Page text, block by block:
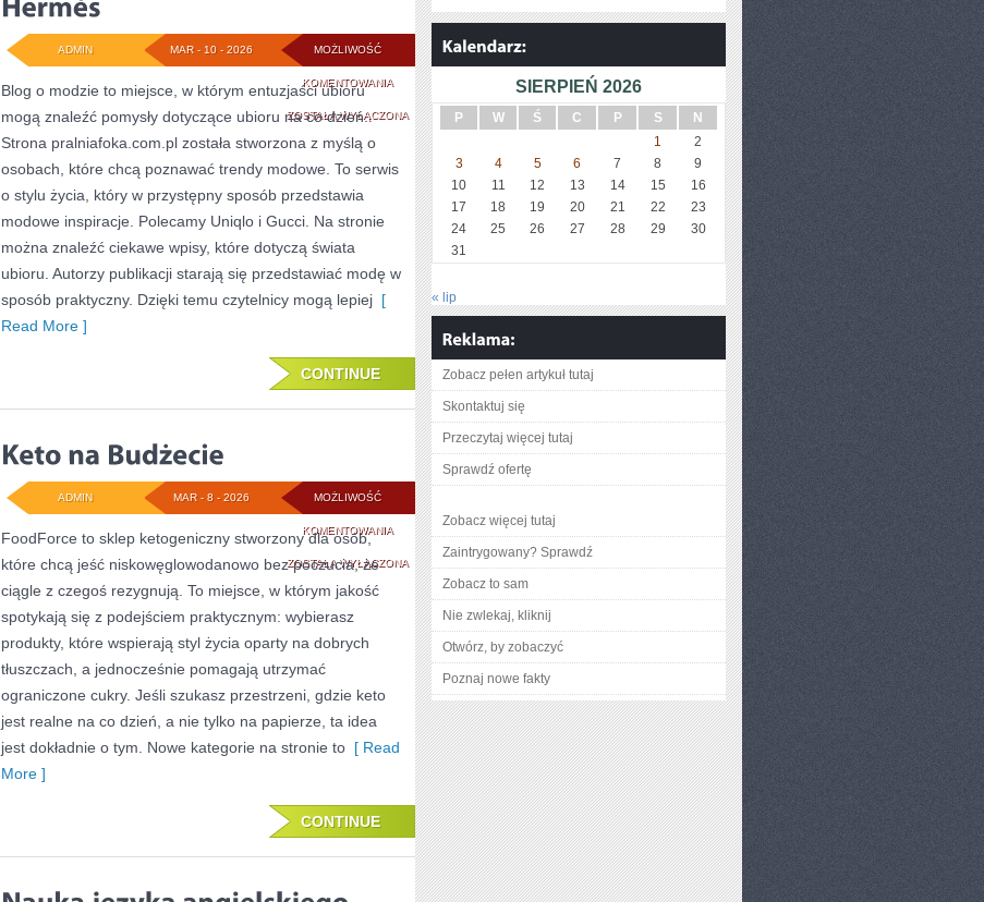
MOŻLIWOŚĆ
KOMENTOWANIAHERMÈS
ZOSTAŁA WYŁĄCZONA
MAR - 10 - 2026
ADMIN
Blog o modzie to miejsce, w którym entuzjaści ubioru
mogą znaleźć pomysły dotyczące ubioru na co dzień.
Strona pralniafoka.com.pl została stworzona z myślą o
osobach, które chcą poznawać trendy modowe. To serwis
o stylu życia, który w przystępny sposób przedstawia
modowe inspiracje. Polecamy Uniqlo i Gucci. Na stronie
można znaleźć ciekawe wpisy, które dotyczą świata
ubioru. Autorzy publikacji starają się przedstawiać modę w
sposób praktyczny. Dzięki temu czytelnicy mogą lepiej [
Read More ]
CONTINUE
MOŻLIWOŚĆ
KOMENTOWANIAKETO
NA
BUDŻECIE
ZOSTAŁA WYŁĄCZONA
MAR - 8 - 2026
ADMIN
FoodForce to sklep ketogeniczny stworzony dla osób,
które chcą jeść niskowęglowodanowo bez poczucia, że
ciągle z czegoś rezygnują. To miejsce, w którym jakość
spotykają się z podejściem praktycznym: wybierasz
produkty, które wspierają styl życia oparty na dobrych
tłuszczach, a jednocześnie pomagają utrzymać
ograniczone cukry. Jeśli szukasz przestrzeni, gdzie keto
jest realne na co dzień, a nie tylko na papierze, ta idea
jest dokładnie o tym. Nowe kategorie na stronie to [ Read
More ]
CONTINUE
SIERPIEŃ 2026
P W Ś C P S
N
1
2
3
4 5 6 7 8
9
10
11 12 13 14 15
16
17
18 19 20 21 22
23
24
25 26 27 28 29
30
31
« lip
Zobacz pełen artykuł tutaj
Skontaktuj się
Przeczytaj więcej tutaj
Sprawdź ofertę
Zobacz więcej tutaj
Zaintrygowany? Sprawdź
Zobacz to sam
Nie zwlekaj, kliknij
Otwórz, by zobaczyć
Poznaj nowe fakty